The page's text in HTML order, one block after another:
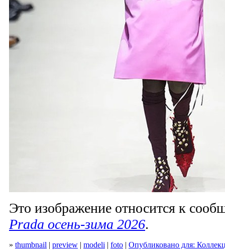
Это изображение относится к
Prada осень-зима 2026.
» thumbnail | preview | modeli | foto | Опубликовано для: